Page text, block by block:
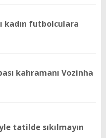
kadın futbolculara
kahramanı Vozinha
tatilde sıkılmayın